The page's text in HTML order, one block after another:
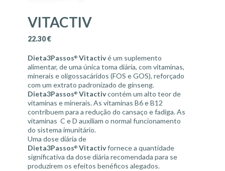
VITACTIV
22.30€
Dieta3Passos® Vitactivé um suplemento
alimentar, de uma única toma diária, com vitaminas,
minerais e oligossacáridos (FOS e GOS), reforçado
com um extrato padronizado de ginseng.
Dieta3Passos® Vitactivcontém um alto teor de
vitaminas e minerais. As vitaminas B6 e B12
contribuem para a redução do cansaço e fadiga. As
vitaminas C e D auxiliam o normal funcionamento
do sistema imunitário.
Uma dose diária de
Dieta3Passos® Vitactivfornece a quantidade
significativa da dose diária recomendada para se
produzirem os efeitos benéficos alegados.